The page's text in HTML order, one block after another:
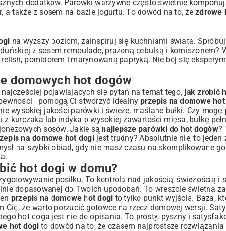
dodatków. Parówki warzywne często świetnie
także z sosem na bazie jogurtu. To dowód na to, że zdrowe
na wyższy poziom, zainspiruj się kuchniami świata.
z sosem remoulade, prażoną cebulką i korniszonem?
pomidorem i marynowaną papryką. Nie bój się
domowych hot dogów
pojawiających się pytań na temat tego, jak zrobić
i pomogą Ci stworzyć idealny przepis na domowe
wysokiej jakości parówki i świeże, maślane bułki. Czy mogę
z kurczaka lub indyka o wysokiej zawartości mięsa, bułkę
sosów. Jakie sąnajlepsze parówki do hot dogów?
na domowe hot dogijest trudny? Absolutnie nie, to jeden
na szybki obiad, gdy nie masz czasu na skomplikowane
.
hot dogi w domu?
posiłku. To kontrola nad jakością, świeżością i
dopasowanej do Twoich upodobań. To wreszcie świetna
przepis na domowe hot dogi to tylko punkt wyjścia. Baza,
Cię, że warto porzucić gotowce na rzecz domowej wersji.
hot doga jest nie do opisania. To prosty, pyszny i
hot dogito dowód na to, że czasem najprostsze rozwiązania